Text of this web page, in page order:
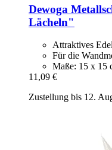
Dewoga
Lächeln"
Attraktives
Für die
Maße: 15 x 15
11,09 €
Zustellung bis 12.